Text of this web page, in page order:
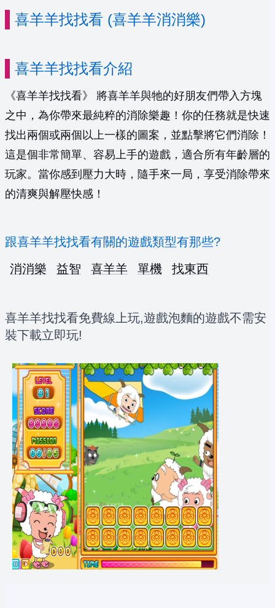
喜羊羊找找看 (喜羊羊消消樂)
喜羊羊找找看介紹
《喜羊羊找找看》 將喜羊羊與牠的好朋友們帶入方塊
之中，為你帶來最純粹的消除樂趣！你的任務就是快速
找出兩個或兩個以上一樣的圖案，並點擊將它們消除！
這是個非常簡單、容易上手的遊戲，適合所有年齡層的
玩家。當你感到壓力大時，隨手來一局，享受消除帶來
的清爽與解壓快感！
跟喜羊羊找找看有關的遊戲類型有那些?
消消樂
益智 喜羊羊 單機 找東西
喜羊羊找找看免費線上玩,遊戲泡麵的遊戲不需安
裝下載立即玩!